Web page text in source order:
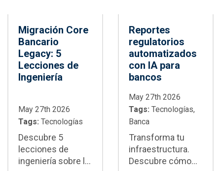
Migración Core
Bancario
Legacy: 5
Lecciones de
Ingeniería
May 27th 2026
Tags: Tecnologías
Descubre 5
lecciones de
ingeniería sobre la
Reportes
regulatorios
automatizados
con IA para
bancos
May 27th 2026
Tags: Tecnologías,
Banca
Transforma tu
infraestructura.
Descubre cómo